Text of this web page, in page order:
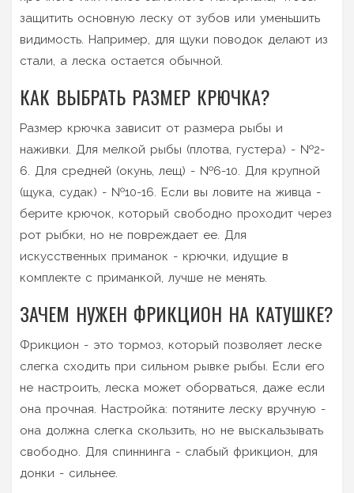
защитить основную леску от зубов или уменьшить
видимость. Например, для щуки поводок делают из
стали, а леска остается обычной.
КАК ВЫБРАТЬ РАЗМЕР КРЮЧКА?
Размер крючка зависит от размера рыбы и
наживки. Для мелкой рыбы (плотва, густера) - №2-
6. Для средней (окунь, лещ) - №6-10. Для крупной
(щука, судак) - №10-16. Если вы ловите на живца -
берите крючок, который свободно проходит через
рот рыбки, но не повреждает ее. Для
искусственных приманок - крючки, идущие в
комплекте с приманкой, лучше не менять.
ЗАЧЕМ НУЖЕН ФРИКЦИОН НА КАТУШКЕ?
Фрикцион - это тормоз, который позволяет леске
слегка сходить при сильном рывке рыбы. Если его
не настроить, леска может оборваться, даже если
она прочная. Настройка: потяните леску вручную -
она должна слегка скользить, но не выскальзывать
свободно. Для спиннинга - слабый фрикцион, для
донки - сильнее.